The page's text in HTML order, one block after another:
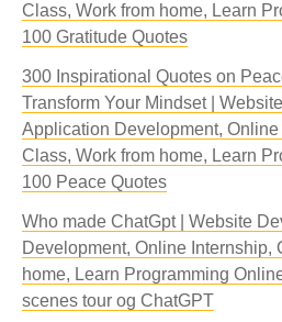
Class, Work from home, Learn
100 Gratitude Quotes
300 Inspirational Quotes on
Transform Your Mindset |
Application Development,
Class, Work from home, Learn
100 Peace Quotes
Who made ChatGpt | Website
Development, Online Internship,
home, Learn Programming
scenes tour og ChatGPT